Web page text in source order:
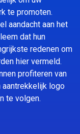
te promoten.
aandacht aan het
dat hun
redenen om
hier vermeld.
profiteren van
logo
te volgen.